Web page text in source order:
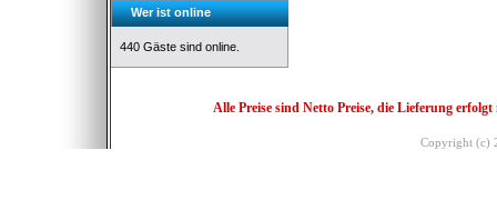
Wer ist online
440 Gäste sind online.
Alle Preise sind Netto Preise, die Lieferung
Copyright (c)